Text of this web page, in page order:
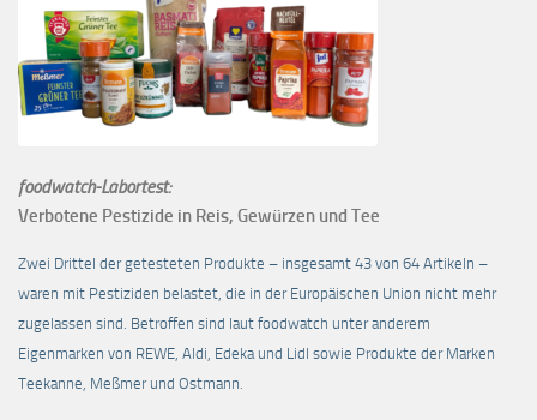
foodwatch-Labortest:
Verbotene Pestizide in Reis, Gewürzen und Tee
Zwei Drittel der getesteten Produkte – insgesamt 43 von 64 Artikeln –
waren mit Pestiziden belastet, die in der Europäischen Union nicht mehr
zugelassen sind. Betroffen sind laut foodwatch unter anderem
Eigenmarken von REWE, Aldi, Edeka und Lidl sowie Produkte der Marken
Teekanne, Meßmer und Ostmann.